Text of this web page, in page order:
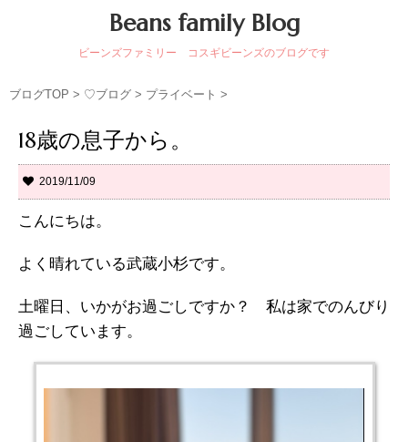
Beans family Blog
ビーンズファミリー コスギビーンズのブログです
ブログTOP > ♡ブログ > プライベート >
18歳の息子から。
2019/11/09
こんにちは。
よく晴れている武蔵小杉です。
土曜日、いかがお過ごしですか？ 私は家でのんびり
過ごしています。